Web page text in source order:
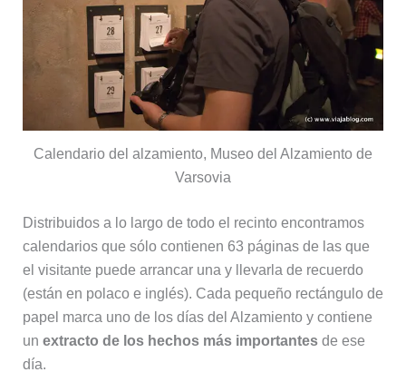
Calendario del alzamiento, Museo del Alzamiento de
Varsovia
Distribuidos a lo largo de todo el recinto encontramos
calendarios que sólo contienen 63 páginas de las que
el visitante puede arrancar una y llevarla de recuerdo
(están en polaco e inglés). Cada pequeño rectángulo de
papel marca uno de los días del Alzamiento y contiene
un extracto de los hechos más importantesde ese
día.